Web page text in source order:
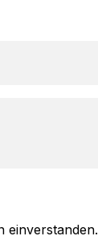
einverstanden.